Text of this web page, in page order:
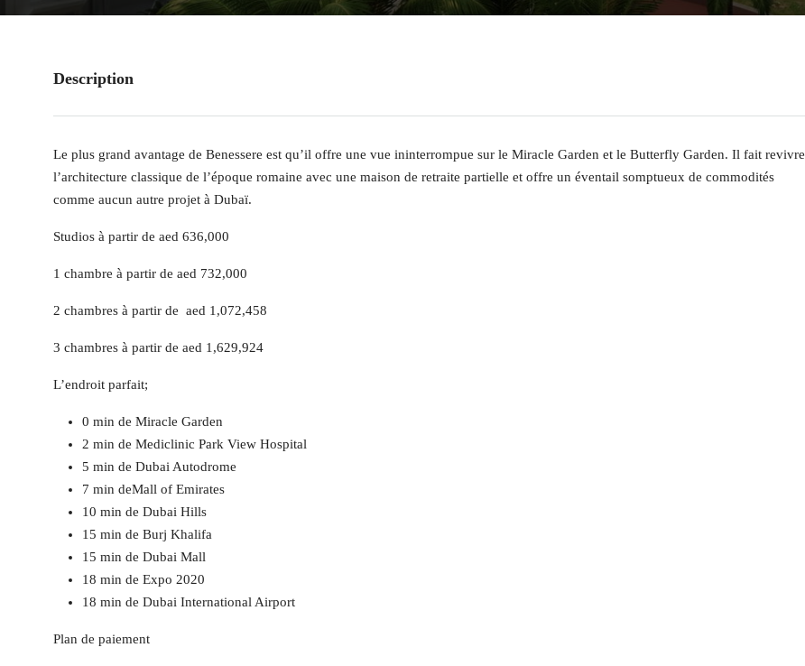
Description
Le plus grand avantage de Benessere est qu’il offre une vue ininterrompue sur le Miracle Garden et le Butterfly Garden. Il fait revivre
l’architecture classique de l’époque romaine avec une maison de retraite partielle et offre un éventail somptueux de commodités
comme aucun autre projet à Dubaï.
Studios à partir de aed 636,000
1 chambre à partir de aed 732,000
2 chambres à partir de aed 1,072,458
3 chambres à partir de aed 1,629,924
L’endroit parfait;
0 min de Miracle Garden
2 min de Mediclinic Park View Hospital
5 min de Dubai Autodrome
7 min deMall of Emirates
10 min de Dubai Hills
15 min de Burj Khalifa
15 min de Dubai Mall
18 min de Expo 2020
18 min de Dubai International Airport
Plan de paiement